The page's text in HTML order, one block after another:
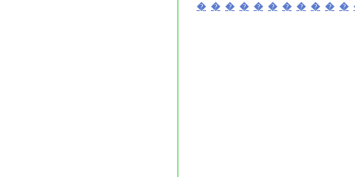
� � � � � � � � � � �